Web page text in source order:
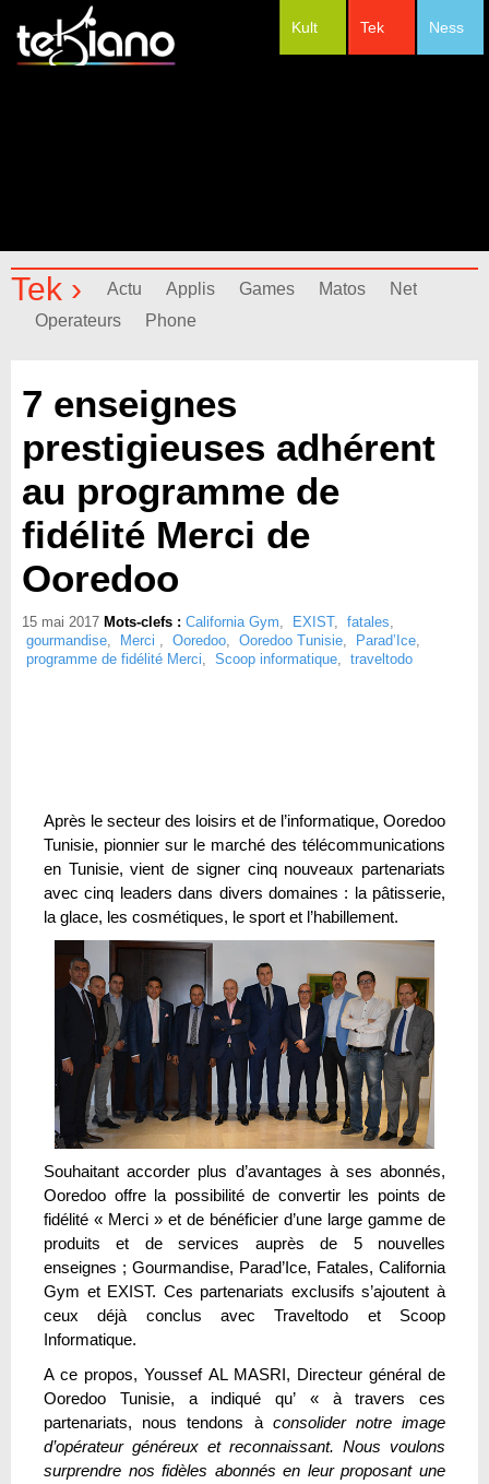
Ness
Tek
Kult
Tek › Actu Applis Games Matos
Net
Operateurs
Phone
7 enseignes
prestigieuses adhérent
au programme de
fidélité Merci de
Ooredoo
15 mai 2017 Mots-clefs : California Gym, EXIST, fatales,
gourmandise, Merci , Ooredoo, Ooredoo Tunisie, Parad’Ice,
programme de fidélité Merci, Scoop informatique, traveltodo
Après le secteur des loisirs et de l’informatique, Ooredoo
Tunisie, pionnier sur le marché des télécommunications
en Tunisie, vient de signer cinq nouveaux partenariats
avec cinq leaders dans divers domaines : la pâtisserie,
la glace, les cosmétiques, le sport et l’habillement.
Souhaitant accorder plus d’avantages à ses abonnés,
Ooredoo offre la possibilité de convertir les points de
fidélité « Merci » et de bénéficier d’une large gamme de
produits et de services auprès de 5 nouvelles
enseignes ; Gourmandise, Parad’Ice, Fatales, California
Gym et EXIST. Ces partenariats exclusifs s’ajoutent à
ceux déjà conclus avec Traveltodo et Scoop
Informatique.
A ce propos, Youssef AL MASRI, Directeur général de
Ooredoo Tunisie, a indiqué qu’ « à travers ces
partenariats, nous tendons àconsolider notre image
d’opérateur généreux et reconnaissant. Nous voulons
surprendre nos fidèles abonnés en leur proposant une